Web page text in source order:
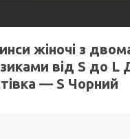
жіночі з
від S до L
— S Чорний